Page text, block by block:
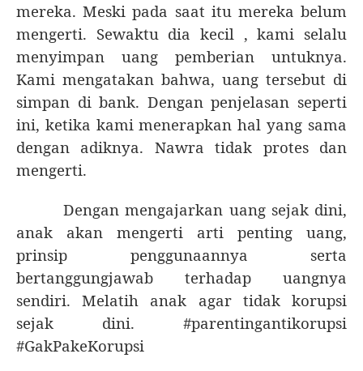
mereka. Meski pada saat itu mereka belum
mengerti. Sewaktu dia kecil , kami selalu
menyimpan uang pemberian untuknya.
Kami mengatakan bahwa, uang tersebut di
simpan di bank. Dengan penjelasan seperti
ini, ketika kami menerapkan hal yang sama
dengan adiknya. Nawra tidak protes dan
mengerti.
Dengan mengajarkan uang sejak dini,
anak akan mengerti arti penting uang,
prinsip penggunaannya serta
bertanggungjawab terhadap uangnya
sendiri. Melatih anak agar tidak korupsi
sejak dini. #parentingantikorupsi
#GakPakeKorupsi